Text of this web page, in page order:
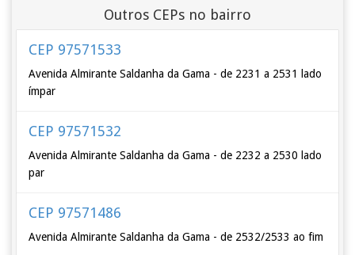
Outros CEPs no bairro
CEP 97571533
Avenida Almirante Saldanha da Gama - de 2231 a 2531 lado
ímpar
CEP 97571532
Avenida Almirante Saldanha da Gama - de 2232 a 2530 lado
par
CEP 97571486
Avenida Almirante Saldanha da Gama - de 2532/2533 ao fim